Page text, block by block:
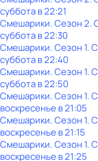
субботав22:21
Смешарики. Сезон 2.
субботав22:30
Смешарики. Сезон 1.
субботав22:40
Смешарики. Сезон 1.
субботав22:50
Смешарики. Сезон 1.
воскресенье в21:05
Смешарики. Сезон 1.
воскресенье в21:15
Смешарики. Сезон 1.
воскресенье в21:25